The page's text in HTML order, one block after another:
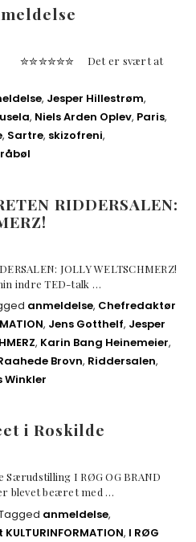
✮✮✮✮✮✮ Det er svært at
, Jesper Hillestrøm,
, Niels Arden Oplev, Paris,
, Sartre, skizofreni,
RIDDERSALEN:
JOLLY WELTSCHMERZ!
TED-talk …
anmeldelse, Chefredaktør
, Jens Gotthelf, Jesper
, Karin Bang Heinemeier,
Brovn, Riddersalen,
Winkler
i Roskilde
Særudstilling I RØG OG BRAND
beæret med …
anmeldelse,
, I RØG